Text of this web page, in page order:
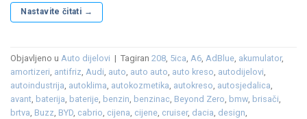
Nastavite čitati →
Objavljeno u Auto dijelovi | Tagiran 208, 5ica, A6, AdBlue, akumulator,
amortizeri, antifriz, Audi, auto, auto auto, auto kreso, autodijelovi,
autoindustrija, autoklima, autokozmetika, autokreso, autosjedalica,
avant, baterija, baterije, benzin, benzinac, Beyond Zero, bmw, brisači,
brtva, Buzz, BYD, cabrio, cijena, cijene, cruiser, dacia, design,